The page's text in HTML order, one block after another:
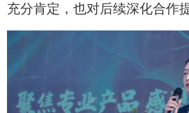
充分肯定，也对后续深化合作